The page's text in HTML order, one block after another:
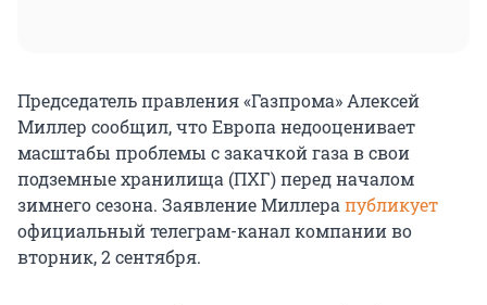
Председатель правления «Газпрома» Алексей
Миллер сообщил, что Европа недооценивает
масштабы проблемы с закачкой газа в свои
подземные хранилища (ПХГ) перед началом
зимнего сезона. Заявление Миллера публикует
официальный телеграм-канал компании во
вторник, 2 сентября.